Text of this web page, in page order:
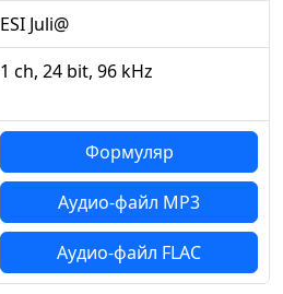
ESI Juli@
1 ch, 24 bit, 96 kHz
Формуляр
Аудио-файл MP3
Аудио-файл FLAC